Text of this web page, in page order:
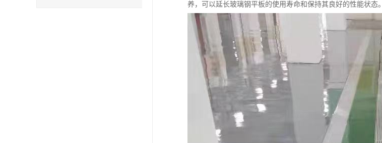
养，可以延长玻璃钢平板的使用寿命和保持其良好的性能状态。